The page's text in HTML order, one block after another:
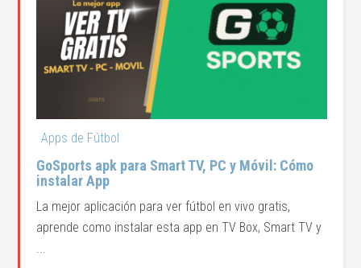
Apps de Fútbol
GoSports apk para Smart TV, PC y Móvil: Cómo
instalar App
La mejor aplicación para ver fútbol en vivo gratis,
aprende como instalar esta app en TV Box, Smart TV y
...